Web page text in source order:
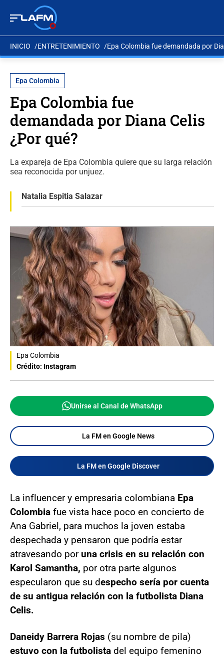
INICIO ENTRETENIMIENTO Epa Colombia fue demandada por
Epa Colombia
Epa Colombia fue
demandada por Diana Celis
¿Por qué?
La expareja de Epa Colombia quiere que su larga relación
sea reconocida por unjuez.
Natalia Espitia Salazar
Epa Colombia
Crédito: Instagram
Unirse al Canal de WhatsApp
La FM en Google News
La FM en Google Discover
La influencer y empresaria colombiana Epa
Colombia fue vista hace poco en concierto de
Ana Gabriel, para muchos la joven estaba
despechada y pensaron que podría estar
atravesando por una crisis en su relación con
Karol Samantha, por otra parte algunos
especularon que su despecho sería por cuenta
de su antigua relación con la futbolista Diana
Celis.
Daneidy Barrera Rojas (su nombre de pila)
estuvo con la futbolista del equipo femenino